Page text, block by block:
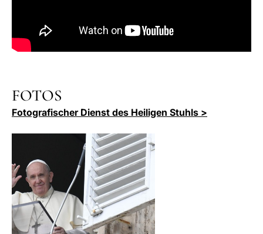
FOTOS
Fotografischer Dienst des Heiligen Stuhls >